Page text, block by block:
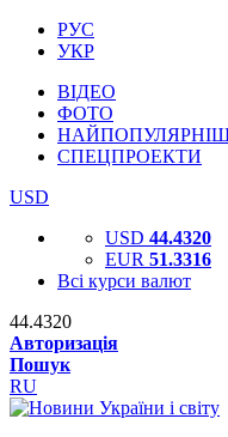
РУС
УКР
ВІДЕО
ФОТО
СПЕЦПРОЕКТИ
USD
USD 44.4320
EUR 51.3316
Всі курси валют
44.4320
Авторизація
Пошук
RU